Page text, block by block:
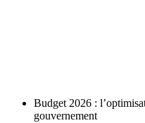
Budget 2026 :
gouvernement